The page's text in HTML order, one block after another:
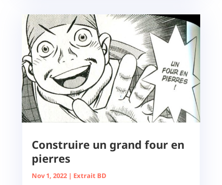
Construire un grand four en
pierres
Nov 1, 2022| Extrait BD